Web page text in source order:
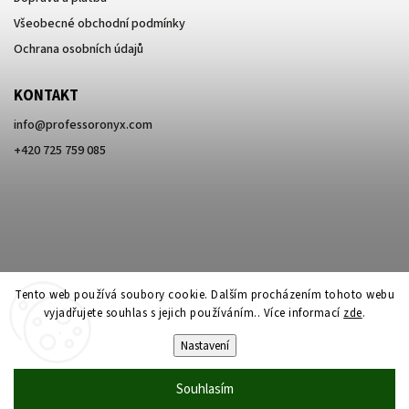
Tento web používá soubory cookie. Dalším procházením tohoto webu
vyjadřujete souhlas s jejich používáním.. Více informací zde.
Nastavení
Souhlasím
Všeobecné obchodní podmínky
Ochrana osobních údajů
KONTAKT
info@professoronyx.com
+420 725 759 085
Professor Onyx. Všechna práva vyhrazena.